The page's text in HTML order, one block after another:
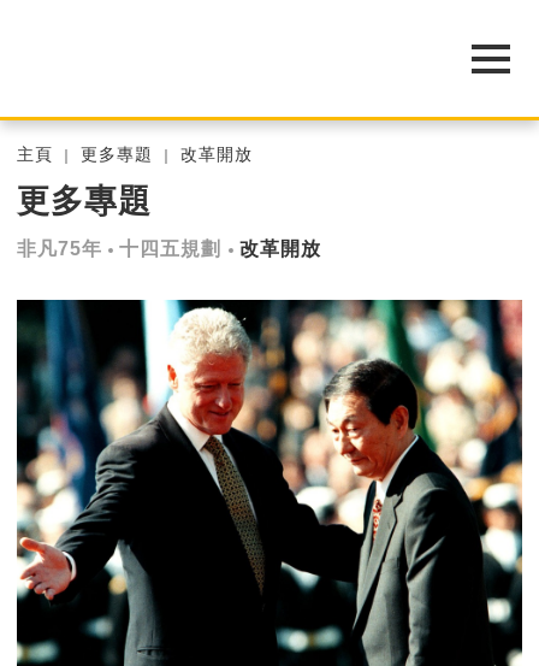
主頁 更多專題 改革開放
更多專題
非凡75年 十四五規劃 改革開放